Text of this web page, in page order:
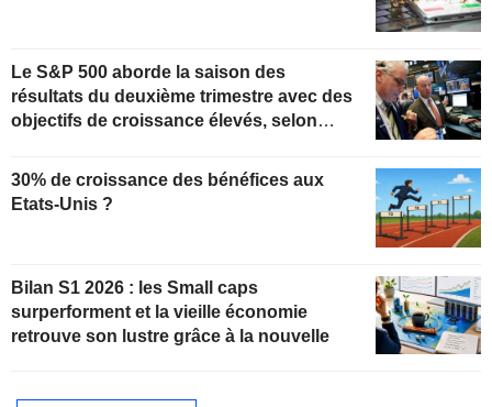
Le S&P 500 aborde la saison des
résultats du deuxième trimestre avec des
objectifs de croissance élevés, selon
30% de croissance des bénéfices aux
Etats-Unis ?
Bilan S1 2026 : les Small caps
surperforment et la vieille économie
retrouve son lustre grâce à la nouvelle